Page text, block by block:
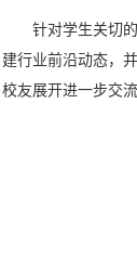
针对学生关切
建行业前沿动态，
校友展开进一步交流